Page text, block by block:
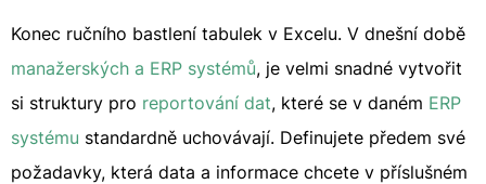
Konec ručního bastlení tabulek v Excelu. V dnešní době
manažerských a ERP systémů, je velmi snadné vytvořit
si struktury pro reportování dat, které se v daném ERP
systému standardně uchovávají. Definujete předem své
požadavky, která data a informace chcete v příslušném